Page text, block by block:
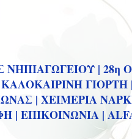
| 28η
ΚΑΛΟΚΑΙΡΙΝΗ ΓΙΟΡΤΗ |
| ΧΕΙΜΕΡΙΑ
| ΕΠΙΚΟΙΝΩΝΙΑ |